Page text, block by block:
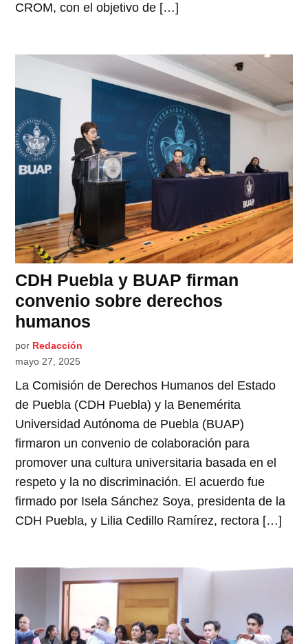
CROM, con el objetivo de […]
CDH Puebla y BUAP firman
convenio sobre derechos
humanos
por Redacción
mayo 27, 2025
La Comisión de Derechos Humanos del Estado
de Puebla (CDH Puebla) y la Benemérita
Universidad Autónoma de Puebla (BUAP)
firmaron un convenio de colaboración para
promover una cultura universitaria basada en el
respeto y la no discriminación. El acuerdo fue
firmado por Isela Sánchez Soya, presidenta de la
CDH Puebla, y Lilia Cedillo Ramírez, rectora […]